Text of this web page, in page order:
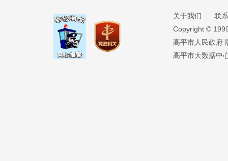
关于我们
联
Copyright ©️
高平市人民政府
高平市大数据